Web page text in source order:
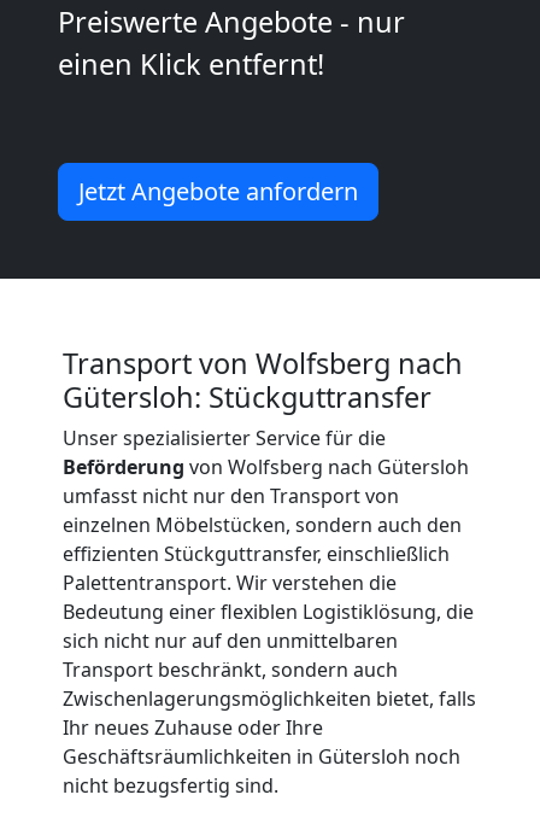
Preiswerte Angebote - nur
einen Klick entfernt!
Jetzt Angebote anfordern
Transport von Wolfsberg nach
Gütersloh: Stückguttransfer
Unser spezialisierter Service für die
Beförderung von Wolfsberg nach Gütersloh
umfasst nicht nur den Transport von
einzelnen Möbelstücken, sondern auch den
effizienten Stückguttransfer, einschließlich
Palettentransport. Wir verstehen die
Bedeutung einer flexiblen Logistiklösung, die
sich nicht nur auf den unmittelbaren
Transport beschränkt, sondern auch
Zwischenlagerungsmöglichkeiten bietet, falls
Ihr neues Zuhause oder Ihre
Geschäftsräumlichkeiten in Gütersloh noch
nicht bezugsfertig sind.
National
International
Internationaler
Umzug
Nationaler
Umzug